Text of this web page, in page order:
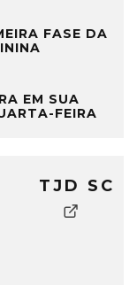
FASE DA
EM SUA
FEIRA
TJD SC